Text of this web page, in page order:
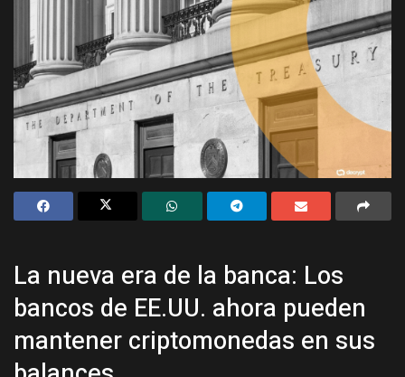
La nueva era de la banca: Los
bancos de EE.UU. ahora pueden
mantener criptomonedas en sus